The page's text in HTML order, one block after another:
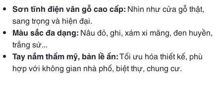
Sơn tĩnh điện vân gỗ cao cấp: Nhìn như cửa gỗ thật,
sang trọng và hiện đại.
Màu sắc đa dạng: Nâu đỏ, ghi, xám xi măng, đen huyền,
trắng sứ...
Tay nắm thẩm mỹ, bản lề ẩn:Tối ưu hóa thiết kế, phù
hợp với không gian nhà phố, biệt thự, chung cư.